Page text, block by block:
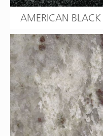
AMERICAN BLACK